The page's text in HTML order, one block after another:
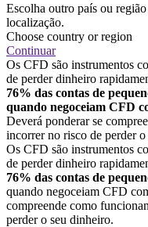
Escolha outro país ou
localização.
Choose country or region
Continuar
Os CFD são instrumentos
de perder dinheiro
76% das contas de
quando negoceiam CFD
Deverá ponderar se
incorrer no risco de perder
Os CFD são instrumentos
de perder dinheiro
76% das contas de
quando negoceiam CFD
compreende como
perder o seu dinheiro.